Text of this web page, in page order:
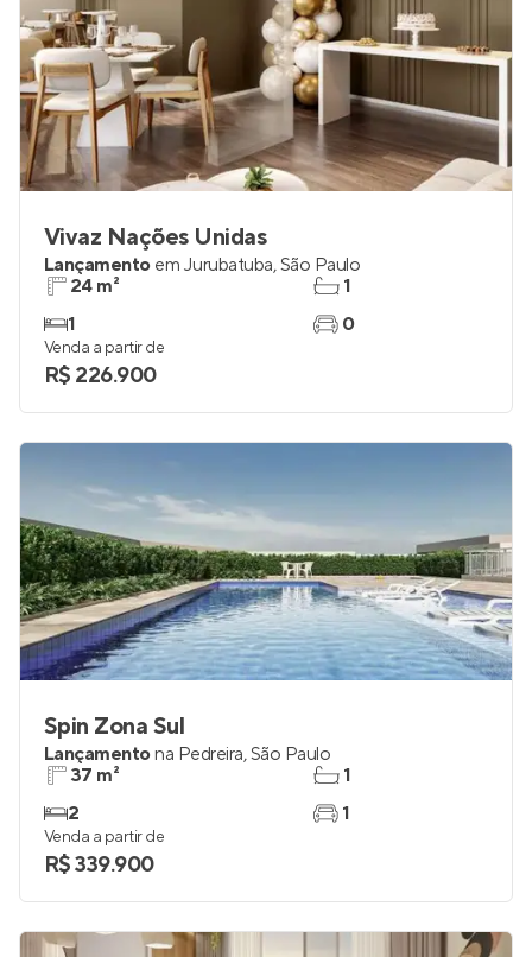
Vivaz Nações Unidas
Lançamento em Jurubatuba,São Paulo
24 m²
1
1
0
Venda a partir de
R$ 226.900
Spin Zona Sul
Lançamentona Pedreira,São Paulo
37 m²
2
1
1
Venda a partir de
R$ 339.900